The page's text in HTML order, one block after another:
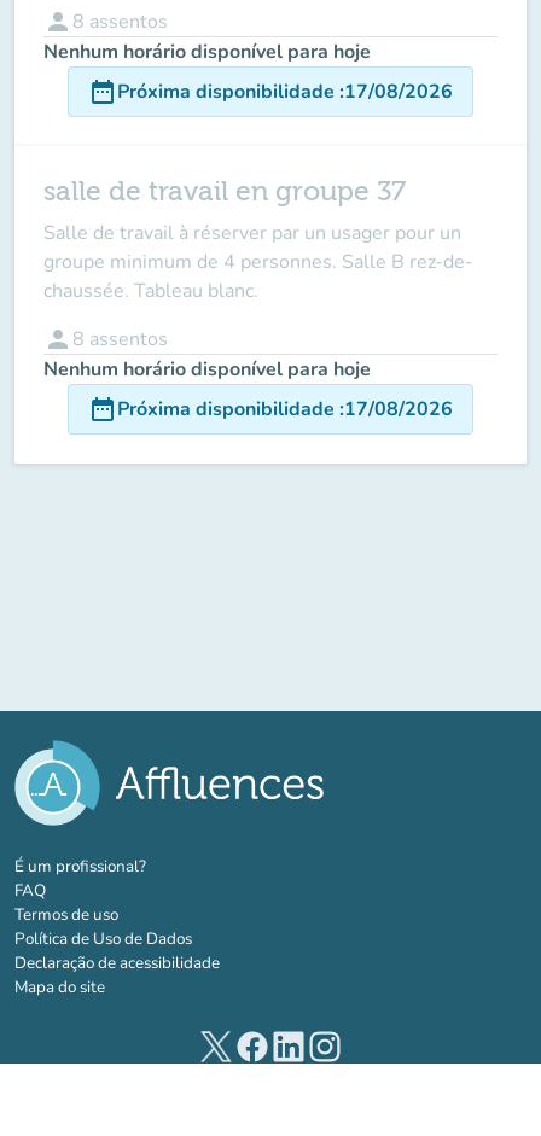
person 8 assentos
Nenhum horário disponível para hoje
date_rangePróxima disponibilidade :17/08/2026
salle de travail en groupe 37
Salle de travail à réserver par un usager pour un
groupe minimum de 4 personnes. Salle B rez-de-
chaussée. Tableau blanc.
person 8 assentos
Nenhum horário disponível para hoje
date_rangePróxima disponibilidade :17/08/2026
É um profissional?(novo separador)
FAQ
Termos de uso
Política de Uso de Dados
Declaração de acessibilidade
Mapa do site
(novo separador)
(novo separador)
(novo separador)